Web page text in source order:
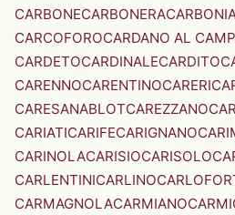
CARBONECARBONERA
CARCOFOROCARDANO AL
CARDETOCARDINALECARDITO
CARENNOCARENTINOCARERI
CARESANABLOTCAREZZANO
CARIATICARIFECARIGNANO
CARINOLACARISIOCARISOLO
CARLENTINICARLINO
CARMAGNOLACARMIANO